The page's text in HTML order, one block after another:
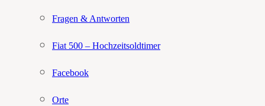
Fragen & Antworten
Fiat 500 – Hochzeitsoldtimer
Facebook
Orte